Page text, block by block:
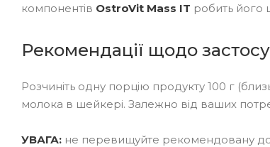
компонентів OstroVit Mass IT робить його
Рекомендації щодо
Розчиніть одну порцію продукту 100 г
молока в шейкері. Залежно від ваших
УВАГА: не перевищуйте рекомендовану